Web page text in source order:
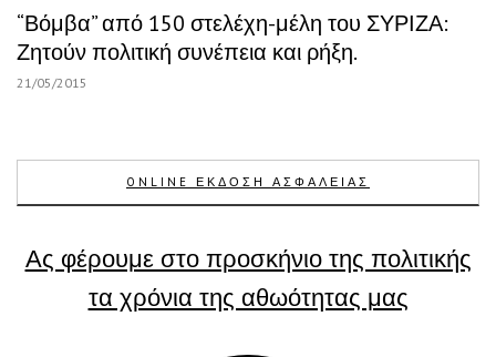
“Βόμβα” από 150 στελέχη-μέλη του ΣΥΡΙΖΑ:
Ζητούν πολιτική συνέπεια και ρήξη.
21/05/2015
ONLINE ΕΚΔΟΣΗ ΑΣΦΑΛΕΙΑΣ
Ας φέρουμε στο προσκήνιο της πολιτικής
τα χρόνια της αθωότητας μας